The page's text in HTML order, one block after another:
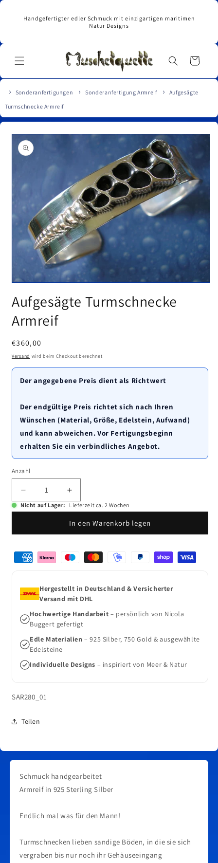
Inhalt
Handgefertigter edler Schmuck mit einzigartigen maritimen
Natur Designs
Warenkorb
Sonderanfertigungen Sonderanfertigung Armreif
Aufgesägte
Turmschnecke Armreif
in
Modal
öffnen
Aufgesägte Turmschnecke
Armreif
Normaler
Preis
€360,00
Versand wird beim Checkout berechnet
Der angegebene Preis dient als Richtwert
Der endgültige Preis richtet sich nach Ihren
Wünschen (Material, Größe, Edelstein, Aufwand)
und kann abweichen. Vor Fertigungsbeginn
erhalten Sie ein verbindliches Angebot.
Anzahl
Anzahl
Verringere
die
Menge
Aufgesägte
Armreif
Erhöhe
die
Menge
für
Aufgesägte
Armreif
Nicht auf Lager: Lieferzeit ca. 2 Wochen
In den Warenkorb legen
Zahlungsmethoden
Hergestellt in Deutschland & Versicherter
Versand mit DHL
Hochwertige Handarbeit – persönlich von Nicola
Buggert gefertigt
Edle Materialien – 925 Silber, 750 Gold & ausgewählte
Edelsteine
Individuelle Designs – inspiriert von Meer & Natur
SKU:
SAR280_01
Teilen
Schmuck handgearbeitet
Armreif in 925 Sterling Silber
Endlich mal was für den Mann!
Turmschnecken lieben sandige Böden, in die sie sich
vergraben bis nur noch ihr Gehäuseeingang